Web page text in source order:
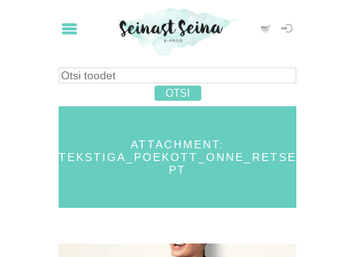
ATTACHMENT:
TEKSTIGA_POEKOTT_ONNE_RETSE
PT